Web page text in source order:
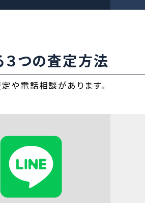
３つの査定方法
や電話相談があります。